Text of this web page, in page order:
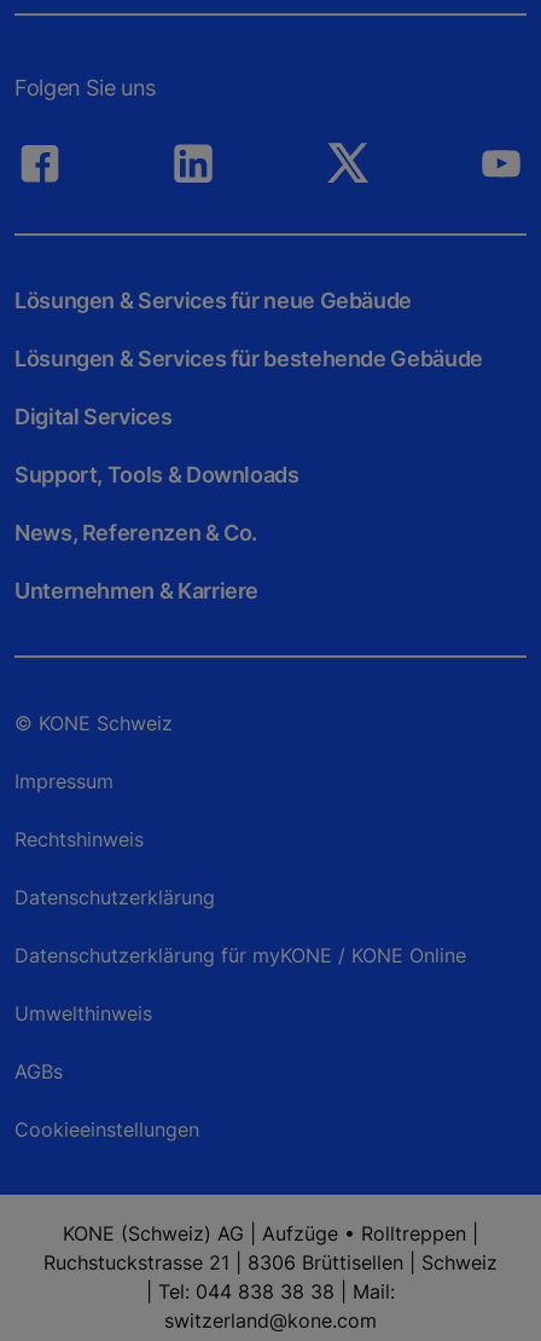
Folgen Sie uns
Lösungen & Services für neue Gebäude
Lösungen & Services für bestehende Gebäude
Digital Services
Support, Tools & Downloads
News, Referenzen & Co.
Unternehmen & Karriere
© KONE Schweiz
Impressum
Rechtshinweis
Datenschutzerklärung
Datenschutzerklärung für myKONE / KONE Online
Umwelthinweis
AGBs
Cookieeinstellungen
KONE (Schweiz) AG | Aufzüge • Rolltreppen |
Ruchstuckstrasse 21 | 8306 Brüttisellen | Schweiz
| Tel: 044 838 38 38 | Mail:
switzerland@kone.com